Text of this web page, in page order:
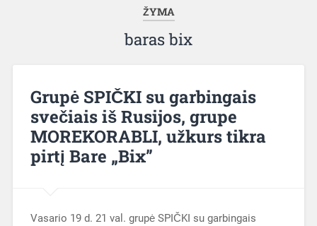
ŽYMA
baras bix
Grupė SPIČKI su garbingais
svečiais iš Rusijos, grupe
MOREKORABLI, užkurs tikra
pirtį Bare „Bix”
Vasario 19 d. 21 val. grupė SPIČKI su garbingais